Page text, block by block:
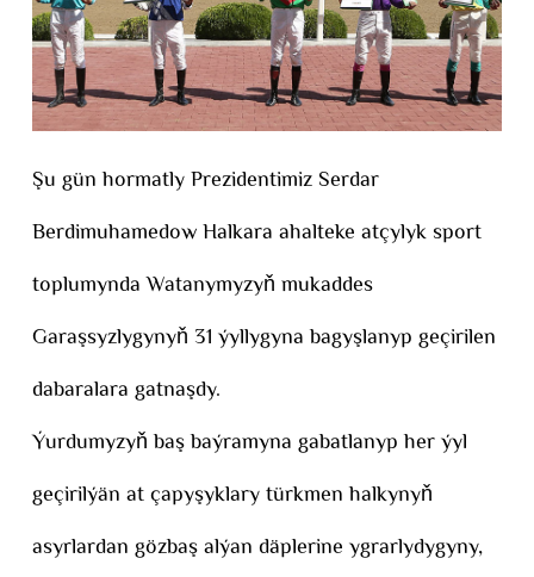
Şu gün hormatly Prezidentimiz Serdar
Berdimuhamedow Halkara ahalteke atçylyk sport
toplumynda Watanymyzyň mukaddes
Garaşsyzlygynyň 31 ýyllygyna bagyşlanyp geçirilen
dabaralara gatnaşdy.
Ýurdumyzyň baş baýramyna gabatlanyp her ýyl
geçirilýän at çapyşyklary türkmen halkynyň
asyrlardan gözbaş alýan däplerine ygrarlydygyny,